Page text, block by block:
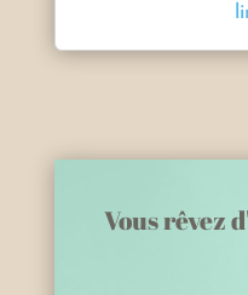
Vous rêvez